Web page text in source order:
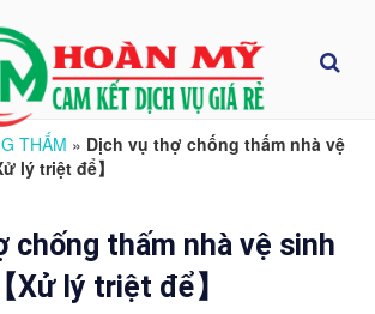
THẤM » Dịch vụ thợ chống thấm nhà vệ
lý triệt để】
chống thấm nhà vệ sinh
Xử lý triệt để】